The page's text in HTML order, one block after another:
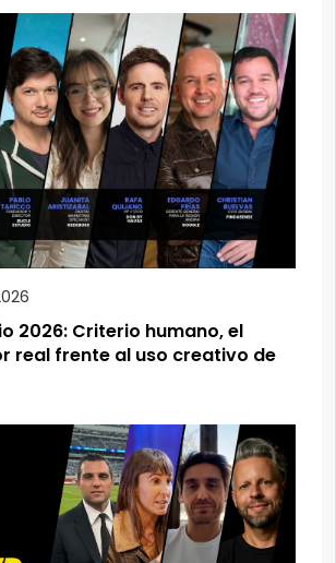
2026: Criterio humano, el
real frente al uso creativo de